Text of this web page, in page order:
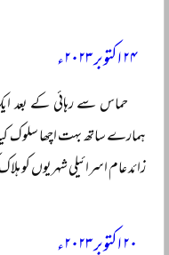
۲۴ اکتوبر ۲۰۲۳ء
حماس سے رہائی کے بعد
ہمارے ساتھ بہت اچھا سلوک
زائد عام اسرائیلی شہریوں کو
۲۰ اکتوبر ۲۰۲۳ء